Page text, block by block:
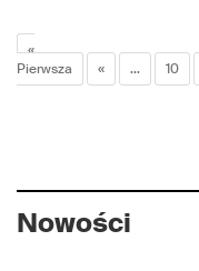
«
Pierwsza
« ... 10
Nowości